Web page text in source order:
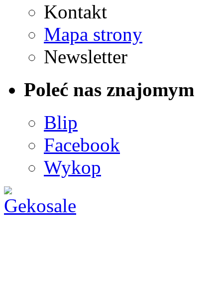
Kontakt
Mapa strony
Newsletter
Poleć nas znajomym
Blip
Facebook
Wykop